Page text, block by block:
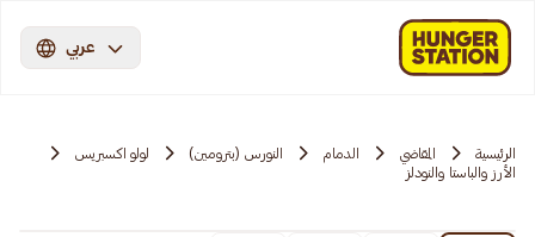
عربي
الرئيسية المقاضي الدمام النورس (بترومين)
لولو اكسبريس
الأرز والباستا والنودلز